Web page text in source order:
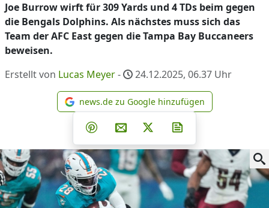
Joe Burrow wirft für 309 Yards und 4 TDs beim gegen
die Bengals Dolphins. Als nächstes muss sich das
Team der AFC East gegen die Tampa Bay Buccaneers
beweisen.
Erstellt von Lucas Meyer- 24.12.2025, 06.37 Uhr
news.de zu Google
news.de zu Google hinzufügen
Teilen auf Facebook
Teilen auf Whatsapp
Teilen auf Telegram
Teilen auf Pinterest
Per E-Mail teilen
Post auf X